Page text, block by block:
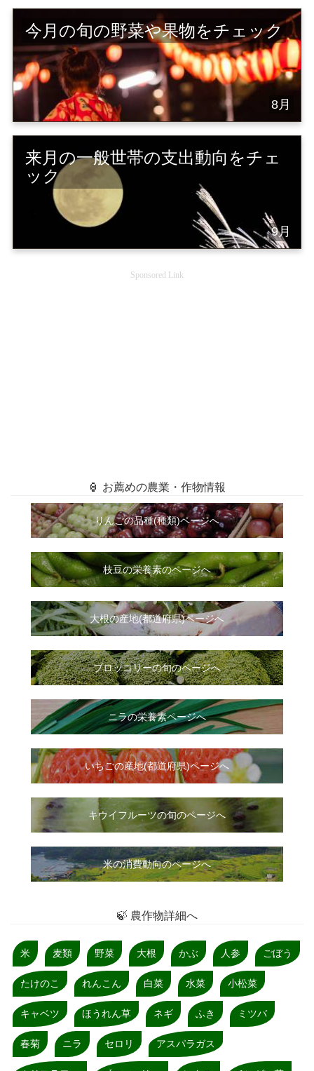
今月の旬の野菜や果物をチェック
8月
来月の一般世帯の支出動向をチェ
ック
9月
Sponsored Link
🏮 お薦めの農業・作物情報
りんごの品種(種類)ページへ
枝豆の栄養素のページへ
大根の産地(都道府県)ページへ
ブロッコリーの旬のページへ
ニラの栄養素ページへ
いちごの産地(都道府県)ページへ
キウイフルーツの旬のページへ
米の消費動向のページへ
🍃 農作物詳細へ
米 麦類 野菜 大根 かぶ 人参 ごぼう
たけのこ れんこん 白菜 水菜 小松菜
キャベツ ほうれん草 ネギ ふき ミツバ
春菊 ニラ セロリ アスパラガス